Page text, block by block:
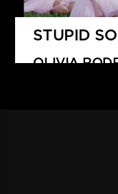
STUPID
OLIVIA